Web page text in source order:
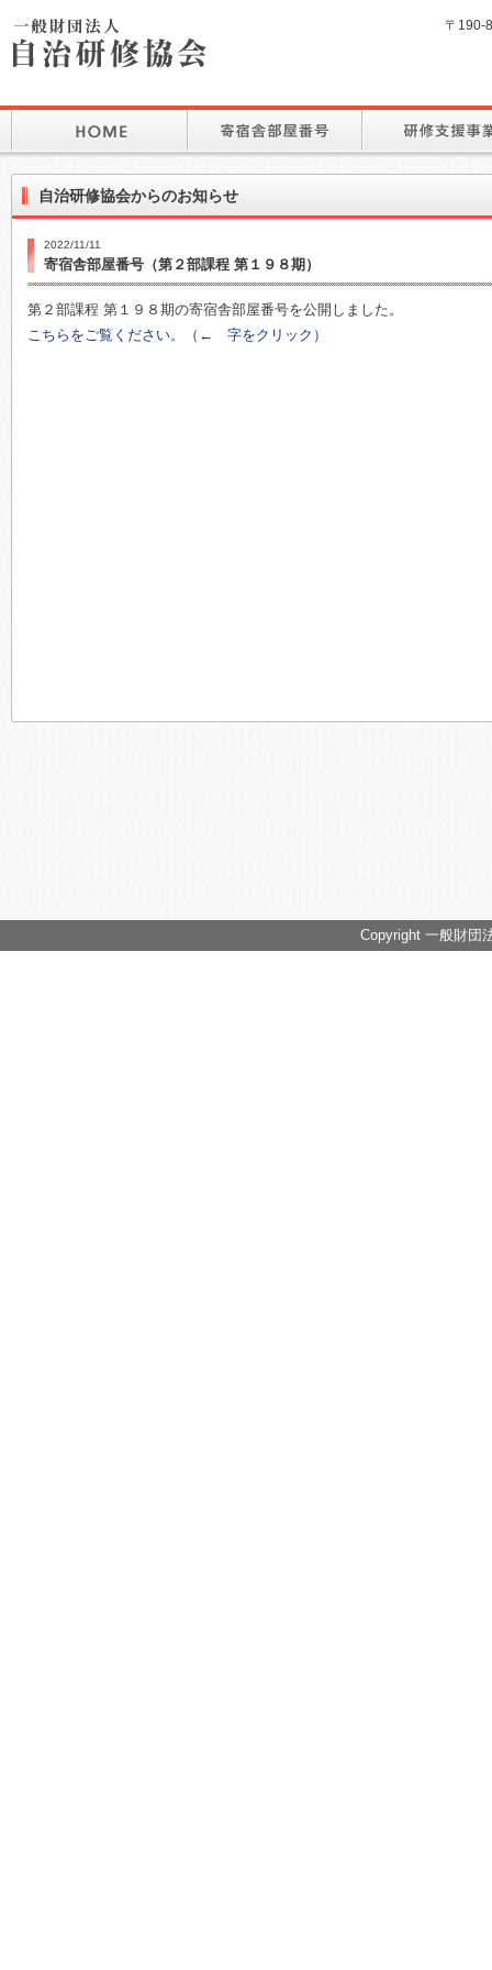
〒190-
自治研修協会からのお知らせ
2022/11/11
寄宿舎部屋番号（第２部課程 第１９８期）
第２部課程 第１９８期の寄宿舎部屋番号を公開しました。
こちらをご覧ください。（← 字をクリック）
Copyright 一般財団